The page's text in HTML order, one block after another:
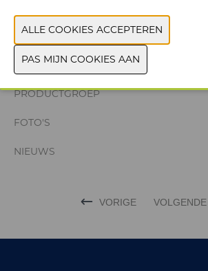
WEBSITE CATALOGUS
PRODUCTGROEP
FOTO'S
NIEUWS
VORIGE VOLGENDE